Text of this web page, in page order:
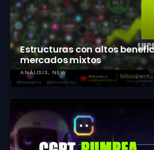
Estructuras con altos
mercados mixtos
ANÁLISIS NEW